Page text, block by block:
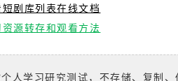
短剧库列表在线文档
资源转存和观看方法
人学习研究测试，不存储、复制